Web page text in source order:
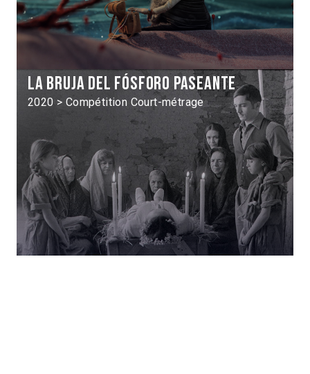
La Bruja del fósforo paseante
2020 > Compétition Court-métrage